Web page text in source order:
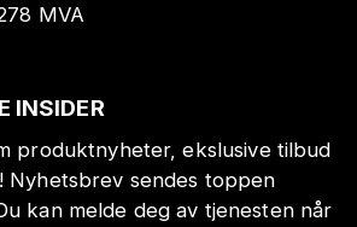
MVA
INSIDER
produktnyheter, ekslusive tilbud
Nyhetsbrev sendes toppen
kan melde deg av tjenesten når